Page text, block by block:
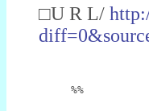
□U R L/
%%